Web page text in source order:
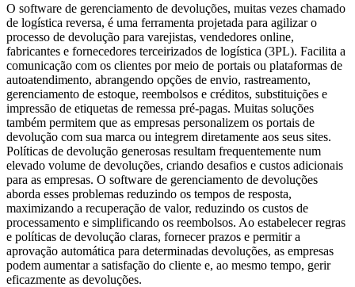
O software de gerenciamento de devoluções, muitas vezes chamado
de logística reversa, é uma ferramenta projetada para agilizar o
processo de devolução para varejistas, vendedores online,
fabricantes e fornecedores terceirizados de logística (3PL). Facilita a
comunicação com os clientes por meio de portais ou plataformas de
autoatendimento, abrangendo opções de envio, rastreamento,
gerenciamento de estoque, reembolsos e créditos, substituições e
impressão de etiquetas de remessa pré-pagas. Muitas soluções
também permitem que as empresas personalizem os portais de
devolução com sua marca ou integrem diretamente aos seus sites.
Políticas de devolução generosas resultam frequentemente num
elevado volume de devoluções, criando desafios e custos adicionais
para as empresas. O software de gerenciamento de devoluções
aborda esses problemas reduzindo os tempos de resposta,
maximizando a recuperação de valor, reduzindo os custos de
processamento e simplificando os reembolsos. Ao estabelecer regras
e políticas de devolução claras, fornecer prazos e permitir a
aprovação automática para determinadas devoluções, as empresas
podem aumentar a satisfação do cliente e, ao mesmo tempo, gerir
eficazmente as devoluções.